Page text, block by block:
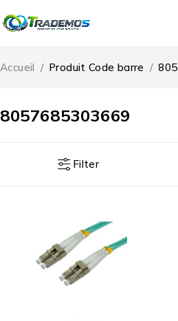
8057685303669
Accueil / Produit Code barre /
Filter